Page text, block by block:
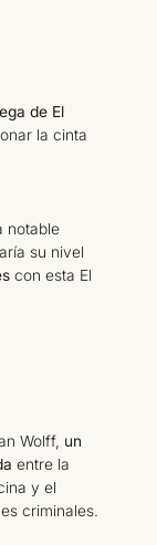
de El
la cinta
notable
su nivel
con esta El
Wolff, un
entre la
y el
criminales.